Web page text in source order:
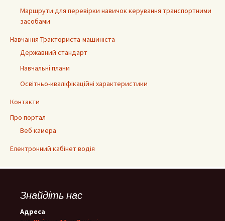
Маршрути для перевірки навичок керування транспортними
засобами
Навчання Тракториста-машиніста
Державний стандарт
Навчальні плани
Освітньо-кваліфікаційні характеристики
Контакти
Про портал
Веб камера
Електронний кабінет водія
Знайдіть нас
Адреса